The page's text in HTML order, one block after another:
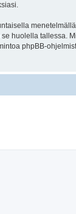
huolella tallessa.
phpBB-